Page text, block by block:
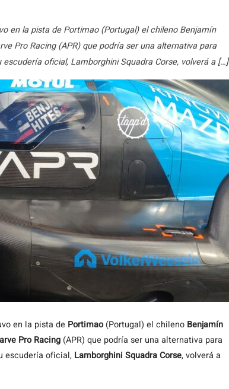
en la pista de Portimao (Portugal) el chileno Benjamín
Pro Racing (APR) que podría ser una alternativa para
oficial, Lamborghini Squadra Corse, volverá a […]
en la pista de Portimao(Portugal) el chileno Benjamín
Pro Racing (APR) que podría ser una alternativa para
escudería oficial, Lamborghini Squadra Corse, volverá a